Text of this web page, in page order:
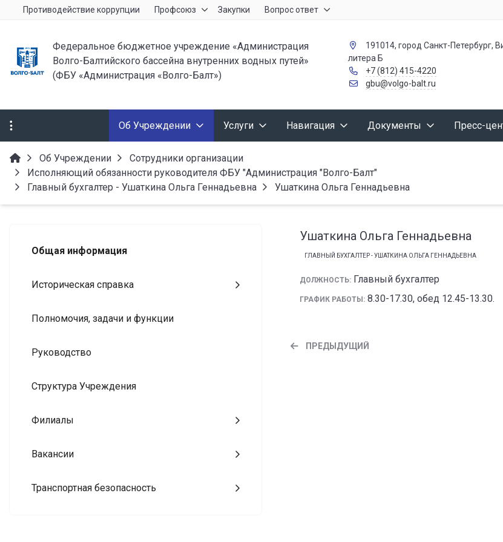
Противодействие коррупции Профсоюз Закупки Вопрос ответ
Федеральное бюджетное учреждение «Администрация
Волго-Балтийского бассейна внутренних водных путей»
(ФБУ «Администрация «Волго-Балт»)
191014, город Санкт-Петербург,
литера Б
+7 (812) 415-4220
gbu@volgo-balt.ru
Об Учреждении Услуги Навигация Документы Пресс-
Об Учреждении
Сотрудники организации
Исполняющий обязанности руководителя ФБУ "Администрация "Волго-Балт"
Главный бухгалтер - Ушаткина Ольга Геннадьевна
Ушаткина Ольга Геннадьевна
Общая информация
Историческая справка
Полномочия, задачи и функции
Руководство
Структура Учреждения
Филиалы
Вакансии
Транспортная безопасность
Ушаткина Ольга Геннадьевна
ГЛАВНЫЙ БУХГАЛТЕР - УШАТКИНА ОЛЬГА ГЕННАДЬЕВНА
ДОЛЖНОСТЬ: Главный бухгалтер
ГРАФИК РАБОТЫ: 8.30-17.30, обед 12.45-13.30.
ПРЕДЫДУЩИЙ